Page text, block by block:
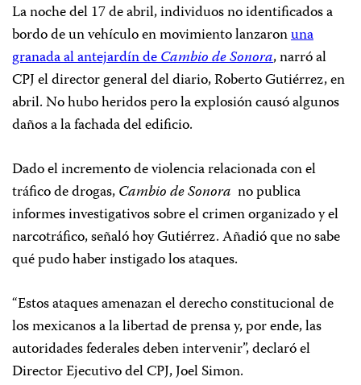
La noche del 17 de abril, individuos no identificados a
bordo de un vehículo en movimiento lanzaronuna
granada al antejardín deCambio de Sonora, narró al
CPJ el director general del diario, Roberto Gutiérrez, en
abril. No hubo heridos pero la explosión causó algunos
daños a la fachada del edificio.
Dado el incremento de violencia relacionada con el
tráfico de drogas,Cambio de Sonora no publica
informes investigativos sobre el crimen organizado y el
narcotráfico, señaló hoy Gutiérrez. Añadió que no sabe
qué pudo haber instigado los ataques.
“Estos ataques amenazan el derecho constitucional de
los mexicanos a la libertad de prensa y, por ende, las
autoridades federales deben intervenir”, declaró el
Director Ejecutivo del CPJ, Joel Simon.